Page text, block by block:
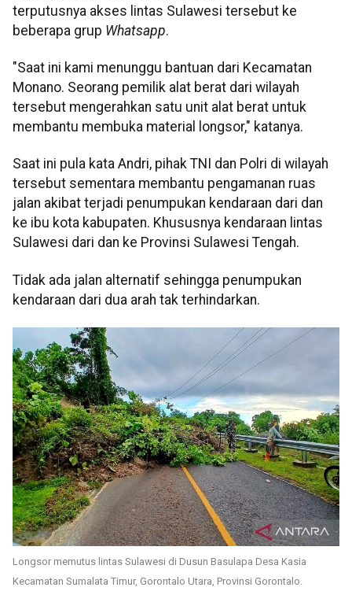
terputusnya akses lintas Sulawesi tersebut ke
beberapa grup Whatsapp.
"Saat ini kami menunggu bantuan dari Kecamatan
Monano. Seorang pemilik alat berat dari wilayah
tersebut mengerahkan satu unit alat berat untuk
membantu membuka material longsor," katanya.
Saat ini pula kata Andri, pihak TNI dan Polri di wilayah
tersebut sementara membantu pengamanan ruas
jalan akibat terjadi penumpukan kendaraan dari dan
ke ibu kota kabupaten. Khususnya kendaraan lintas
Sulawesi dari dan ke Provinsi Sulawesi Tengah.
Tidak ada jalan alternatif sehingga penumpukan
kendaraan dari dua arah tak terhindarkan.
Longsor memutus lintas Sulawesi di Dusun Basulapa Desa Kasia
Kecamatan Sumalata Timur, Gorontalo Utara, Provinsi Gorontalo.